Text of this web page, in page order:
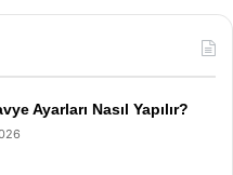
Ayarları Nasıl Yapılır?